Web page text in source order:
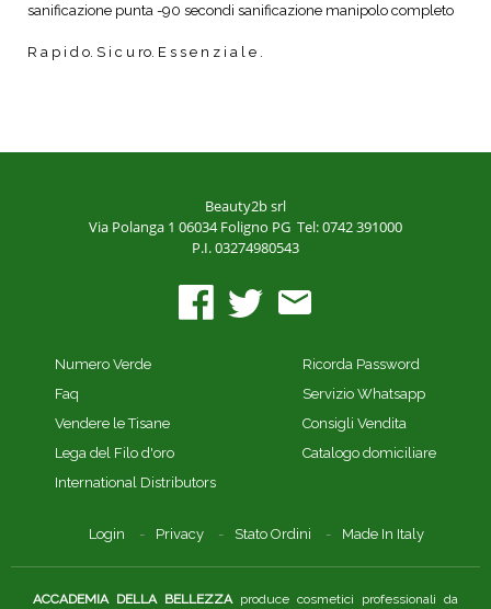
sanificazione punta -90 secondi sanificazione manipolo completo
R a p i d o. S i c u ro. E s s e n z i a l e .
Beauty2b srl
Via Polanga 1 06034 Foligno PG Tel: 0742 391000
P.I. 03274980543
Numero Verde
Faq
Vendere le Tisane
Lega del Filo d'oro
International Distributors
Ricorda Password
Servizio Whatsapp
Consigli Vendita
Catalogo domiciliare
Login Privacy Stato Ordini Made In Italy
ACCADEMIA DELLA BELLEZZAproduce cosmetici professionali da